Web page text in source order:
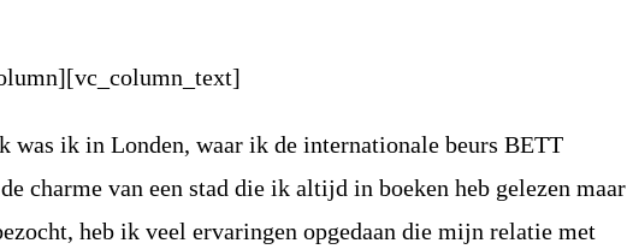
was ik in Londen, waar ik de internationale beurs BETT
charme van een stad die ik altijd in boeken heb gelezen maar
heb ik veel ervaringen opgedaan die mijn relatie met